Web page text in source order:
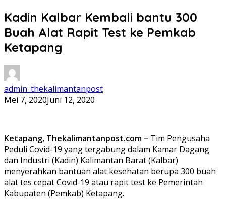
Kadin Kalbar Kembali bantu 300
Buah Alat Rapit Test ke Pemkab
Ketapang
admin_thekalimantanpost
Mei 7, 2020Juni 12, 2020
Ketapang, Thekalimantanpost.com – Tim Pengusaha
Peduli Covid-19 yang tergabung dalam Kamar Dagang
dan Industri (Kadin) Kalimantan Barat (Kalbar)
menyerahkan bantuan alat kesehatan berupa 300 buah
alat tes cepat Covid-19 atau rapit test ke Pemerintah
Kabupaten (Pemkab) Ketapang.